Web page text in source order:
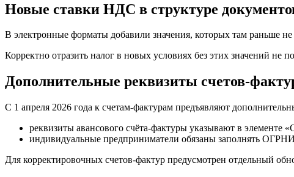
Новые ставки НДС в структуре
В электронные форматы добавили значения, которых там раньше
Корректно отразить налог в новых условиях без этих значений
Дополнительные реквизиты счетов-
С 1 апреля 2026 года к счетам-фактурам предъявляют
реквизиты авансового счёта-фактуры указывают в элементе
индивидуальные предприниматели обязаны заполнять
Для корректировочных счетов-фактур предусмотрен отдельный